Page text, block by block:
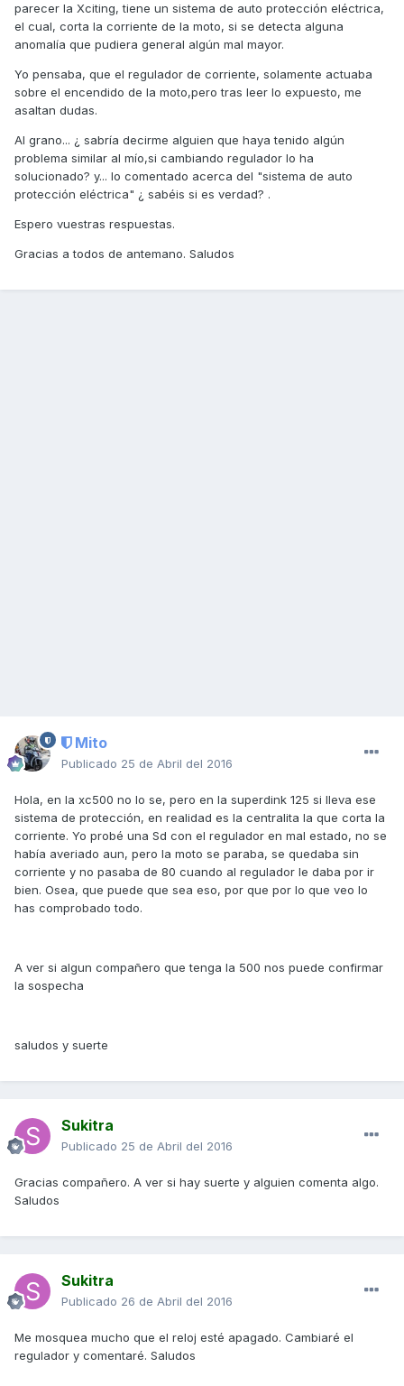
parecer la Xciting, tiene un sistema de auto protección eléctrica,
el cual, corta la corriente de la moto, si se detecta alguna
anomalía que pudiera general algún mal mayor.
Yo pensaba, que el regulador de corriente, solamente actuaba
sobre el encendido de la moto,pero tras leer lo expuesto, me
asaltan dudas.
Al grano... ¿ sabría decirme alguien que haya tenido algún
problema similar al mío,si cambiando regulador lo ha
solucionado? y... lo comentado acerca del "sistema de auto
protección eléctrica" ¿ sabéis si es verdad? .
Espero vuestras respuestas.
Gracias a todos de antemano. Saludos
Mito
Publicado 25 de Abril del 2016
Hola, en la xc500 no lo se, pero en la superdink 125 si lleva ese
sistema de protección, en realidad es la centralita la que corta la
corriente. Yo probé una Sd con el regulador en mal estado, no se
había averiado aun, pero la moto se paraba, se quedaba sin
corriente y no pasaba de 80 cuando al regulador le daba por ir
bien. Osea, que puede que sea eso, por que por lo que veo lo
has comprobado todo.
A ver si algun compañero que tenga la 500 nos puede confirmar
la sospecha
saludos y suerte
Sukitra
Publicado 25 de Abril del 2016
Gracias compañero. A ver si hay suerte y alguien comenta algo.
Saludos
Sukitra
Publicado 26 de Abril del 2016
Me mosquea mucho que el reloj esté apagado. Cambiaré el
regulador y comentaré. Saludos